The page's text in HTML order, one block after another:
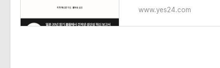
www.yes24.com